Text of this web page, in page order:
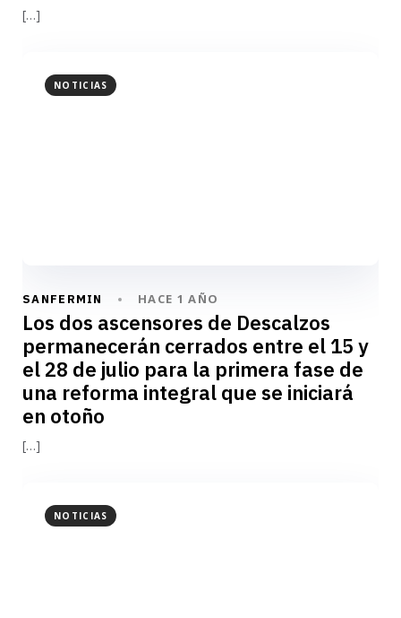
[…]
NOTICIAS
SANFERMIN HACE 1 AÑO
Los dos ascensores de Descalzos
permanecerán cerrados entre el 15 y
el 28 de julio para la primera fase de
una reforma integral que se iniciará
en otoño
[…]
NOTICIAS